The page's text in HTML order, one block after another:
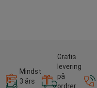
Mindst
3 års
Gratis
levering
på
ordrer